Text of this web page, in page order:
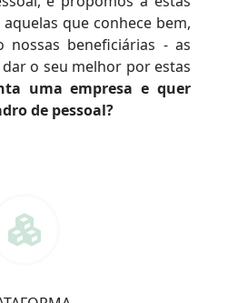
que conhece bem,
nossas beneficiárias - as
o seu melhor por estas
uma empresa e quer
de pessoal?